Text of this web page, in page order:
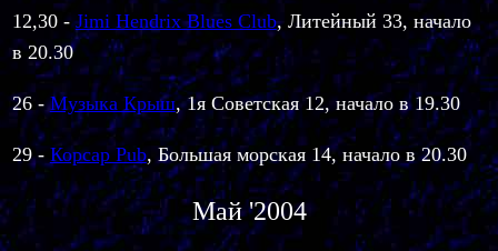
12,30 -Jimi Hendrix Blues Club, Литейный 33, начало
в 20.30
26 -Музыка Крыш, 1я Советская 12, начало в 19.30
29 - Корсар Pub, Большая морская 14, начало в 20.30
Май '2004